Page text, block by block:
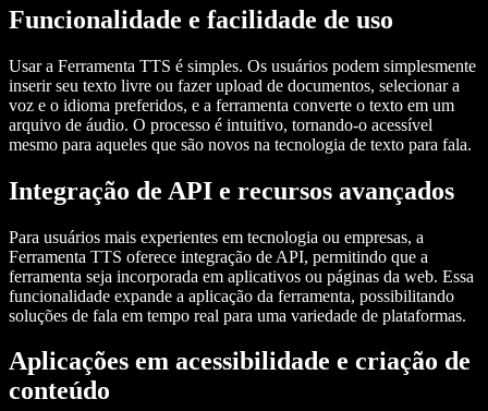
Funcionalidade e facilidade de uso
Usar a Ferramenta TTS é simples. Os usuários podem simplesmente
inserir seu texto livre ou fazer upload de documentos, selecionar a
voz e o idioma preferidos, e a ferramenta converte o texto em um
arquivo de áudio. O processo é intuitivo, tornando-o acessível
mesmo para aqueles que são novos na tecnologia de texto para fala.
Integração de API e recursos avançados
Para usuários mais experientes em tecnologia ou empresas, a
Ferramenta TTS oferece integração de API, permitindo que a
ferramenta seja incorporada em aplicativos ou páginas da web. Essa
funcionalidade expande a aplicação da ferramenta, possibilitando
soluções de fala em tempo real para uma variedade de plataformas.
Aplicações em acessibilidade e criação de
conteúdo